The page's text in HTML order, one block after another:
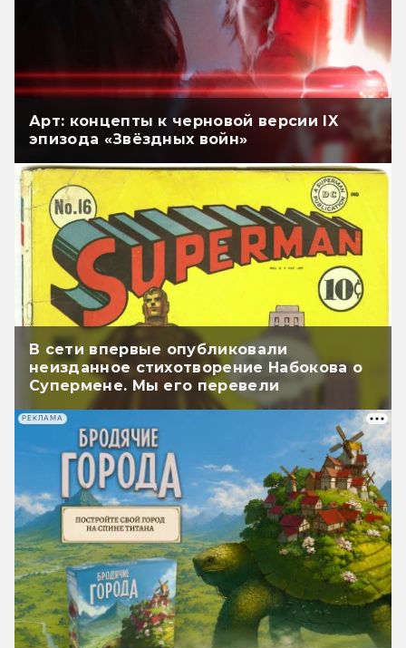
Арт: концепты к черновой версии IX
эпизода «Звёздных войн»
В сети впервые опубликовали
неизданное стихотворение Набокова о
Супермене. Мы его перевели
РЕКЛАМА